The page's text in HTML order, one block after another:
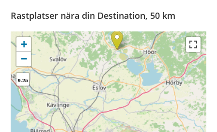
Rastplatser nära din Destination, 50 km
+
−
9.25